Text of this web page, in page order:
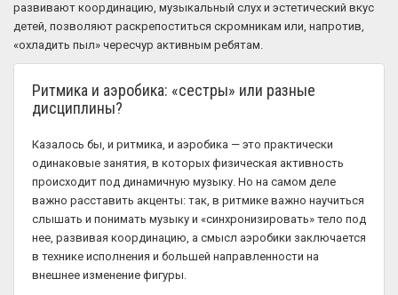
развивают координацию, музыкальный слух и эстетический вкус
детей, позволяют раскрепоститься скромникам или, напротив,
«охладить пыл» чересчур активным ребятам.
Ритмика и аэробика: «сестры» или разные
дисциплины?
Казалось бы, и ритмика, и аэробика — это практически
одинаковые занятия, в которых физическая активность
происходит под динамичную музыку. Но на самом деле
важно расставить акценты: так, в ритмике важно научиться
слышать и понимать музыку и «синхронизировать» тело под
нее, развивая координацию, а смысл аэробики заключается
в технике исполнения и большей направленности на
внешнее изменение фигуры.